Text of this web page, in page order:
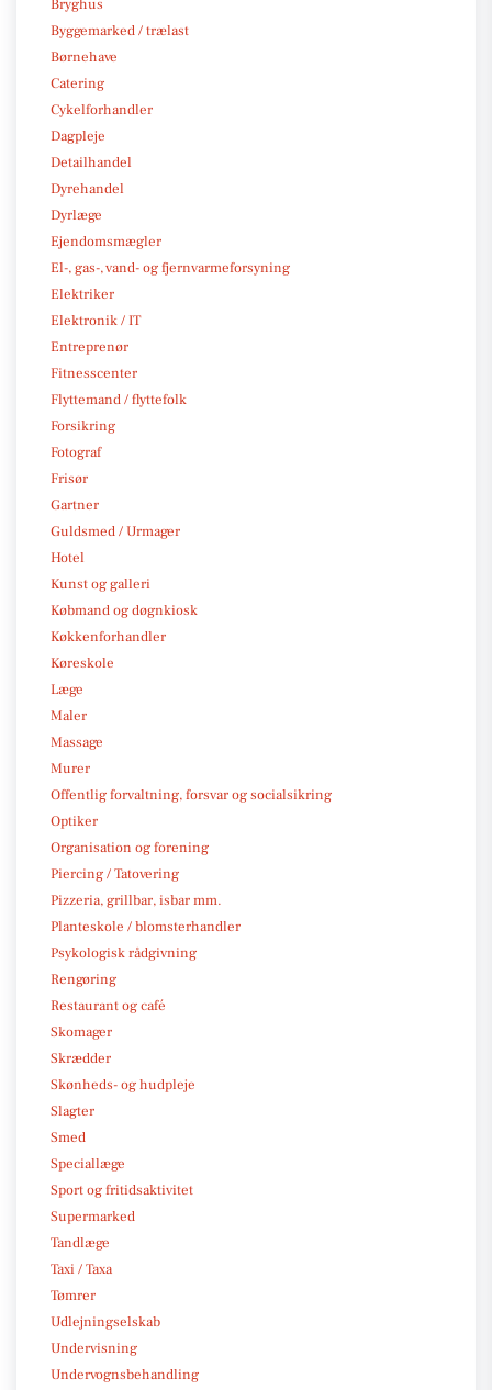
Bryghus
Byggemarked / trælast
Børnehave
Catering
Cykelforhandler
Dagpleje
Detailhandel
Dyrehandel
Dyrlæge
Ejendomsmægler
El-, gas-, vand- og fjernvarmeforsyning
Elektriker
Elektronik / IT
Entreprenør
Fitnesscenter
Flyttemand / flyttefolk
Forsikring
Fotograf
Frisør
Gartner
Guldsmed / Urmager
Hotel
Kunst og galleri
Købmand og døgnkiosk
Køkkenforhandler
Køreskole
Læge
Maler
Massage
Murer
Offentlig forvaltning, forsvar og socialsikring
Optiker
Organisation og forening
Piercing / Tatovering
Pizzeria, grillbar, isbar mm.
Planteskole / blomsterhandler
Psykologisk rådgivning
Rengøring
Restaurant og café
Skomager
Skrædder
Skønheds- og hudpleje
Slagter
Smed
Speciallæge
Sport og fritidsaktivitet
Supermarked
Tandlæge
Taxi / Taxa
Tømrer
Udlejningselskab
Undervisning
Undervognsbehandling